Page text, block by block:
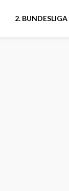
2. BUNDESLIGA